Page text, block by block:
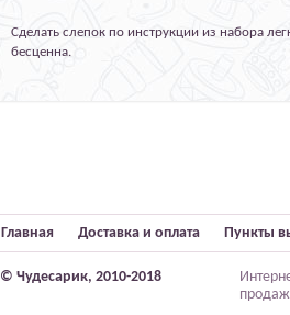
Сделать слепок по инструкции из набора
бесценна.
Главная Доставка и оплата Пункты
© Чудесарик, 2010-2018